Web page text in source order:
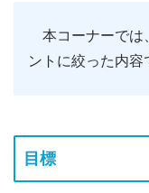
本コーナーでは
ントに絞った内容
目標